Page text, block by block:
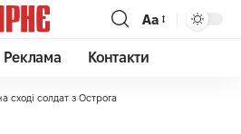
Аа
Реклама Контакти
сході солдат з Острога